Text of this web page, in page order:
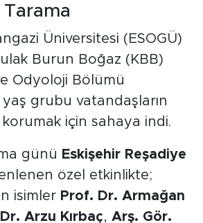
Tarama
Üniversitesi (ESOGÜ)
Burun Boğaz (KBB)
Odyoloji Bölümü
yaş grubu vatandaşların
korumak için sahaya indi.
günü Eskişehir Reşadiye
özel etkinlikte;
isimler Prof. Dr. Armağan
Arzu Kırbaç, Arş. Gör.